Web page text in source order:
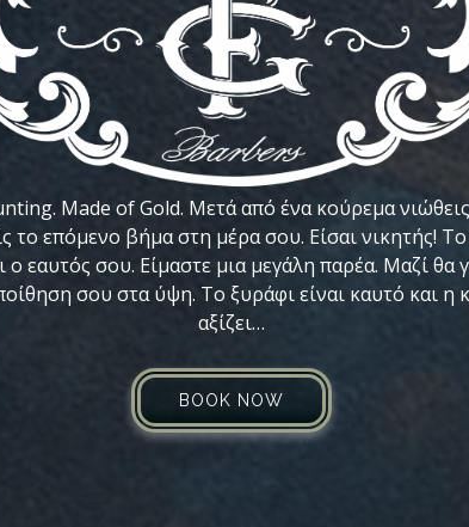
Made of Gold. Μετά από ένα κούρεμα
το επόμενο βήμα στη μέρα σου. Είσαι νικητής!
εαυτός σου. Είμαστε μια μεγάλη παρέα. Μαζί
σου στα ύψη. Το ξυράφι είναι καυτό και
αξίζει…
BOOK NOW